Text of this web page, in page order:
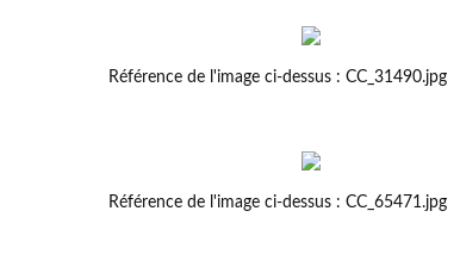
Référence de l'image ci-dessus : CC_31490.jpg
Référence de l'image ci-dessus : CC_65471.jpg